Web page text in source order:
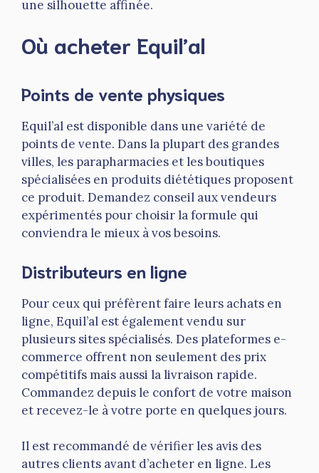
une silhouette affinée.
Où acheter Equil’al
Points de vente physiques
Equil’al est disponible dans une variété de
points de vente. Dans la plupart des grandes
villes, les parapharmacies et les boutiques
spécialisées en produits diététiques proposent
ce produit. Demandez conseil aux vendeurs
expérimentés pour choisir la formule qui
conviendra le mieux à vos besoins.
Distributeurs en ligne
Pour ceux qui préfèrent faire leurs achats en
ligne, Equil’al est également vendu sur
plusieurs sites spécialisés. Des plateformes e-
commerce offrent non seulement des prix
compétitifs mais aussi la livraison rapide.
Commandez depuis le confort de votre maison
et recevez-le à votre porte en quelques jours.
Il est recommandé de vérifier les avis des
autres clients avant d’acheter en ligne. Les